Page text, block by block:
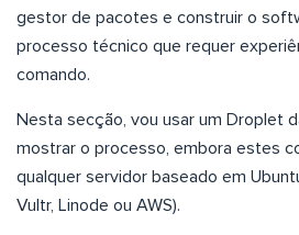
gestor de pacotes e construir o
processo técnico que requer
comando.
Nesta secção, vou usar um Droplet
mostrar o processo, embora estes
qualquer servidor baseado em
Vultr, Linode ou AWS).